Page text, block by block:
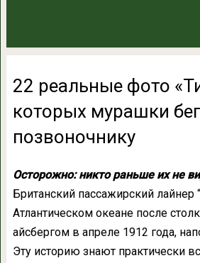
22 реальные фото
которых мурашки
позвоночнику
Осторожно: никто раньше их не
Британский пассажирский лайнер
Атлантическом океане после
айсбергом в апреле 1912 года,
Эту историю знают практически